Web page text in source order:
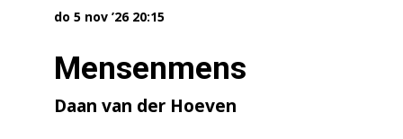
Mensenmens
Daan van der Hoeven
do 5 nov ’26 20:15